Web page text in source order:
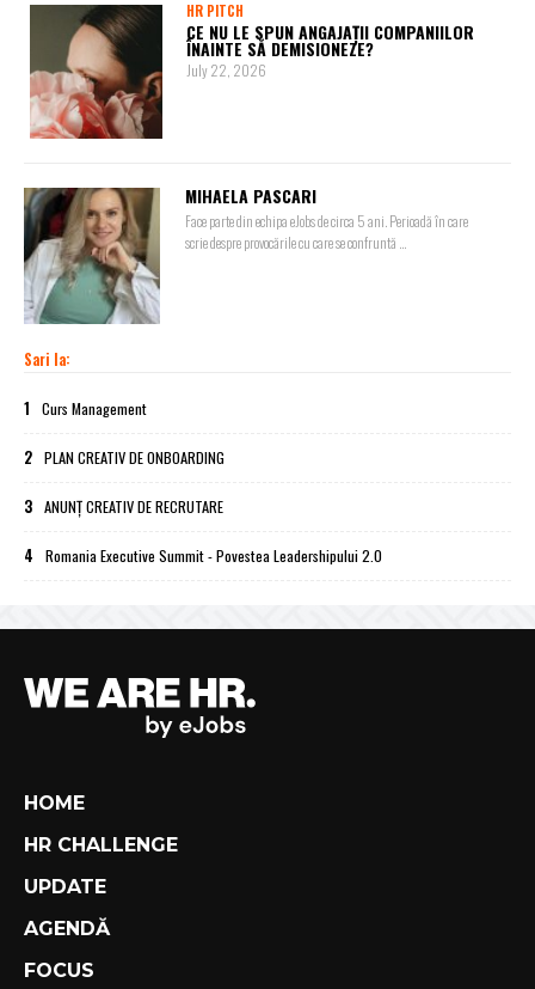
HR PITCH
CE NU LE SPUN ANGAJAȚII COMPANIILOR
ÎNAINTE SĂ DEMISIONEZE?
July 22, 2026
MIHAELA PASCARI
Face parte din echipa eJobs de circa 5 ani. Perioadă în care
scrie despre provocările cu care se confruntă ...
Sari la:
1 Curs Management
2 PLAN CREATIV DE ONBOARDING
3 ANUNȚ CREATIV DE RECRUTARE
4 Romania Executive Summit - Povestea Leadershipului 2.0
HOME
HR CHALLENGE
UPDATE
AGENDĂ
FOCUS